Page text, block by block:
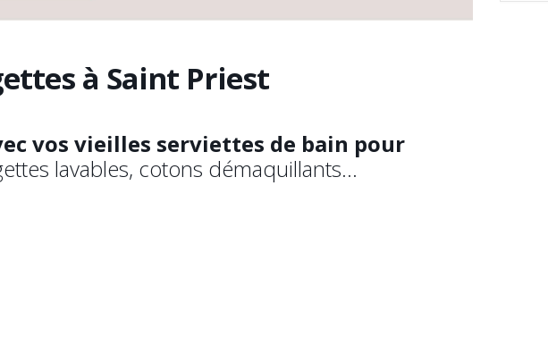
à Saint Priest
vos vieilles serviettes de bain pour
lavables, cotons démaquillants…